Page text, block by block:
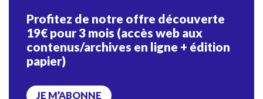
Profitez de notre offre découverte
19€ pour 3 mois (accès web aux
contenus/archives en ligne + édition
papier)
JE M’ABONNE